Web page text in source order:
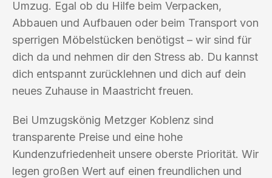
Umzug. Egal ob du Hilfe beim Verpacken,
Abbauen und Aufbauen oder beim Transport von
sperrigen Möbelstücken benötigst – wir sind für
dich da und nehmen dir den Stress ab. Du kannst
dich entspannt zurücklehnen und dich auf dein
neues Zuhause in Maastricht freuen.
Bei Umzugskönig Metzger Koblenz sind
transparente Preise und eine hohe
Kundenzufriedenheit unsere oberste Priorität. Wir
legen großen Wert auf einen freundlichen und